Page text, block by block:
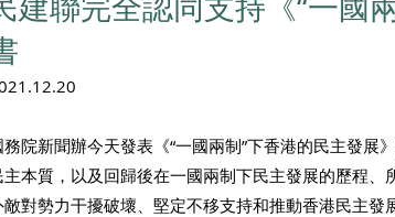
議會監察 區議會
務院新聞辦今天發表《“一國兩制”下香港的民主發
主本質，以及回歸後在一國兩制下民主發展的歷程
敵對勢力干擾破壞、堅定不移支持和推動香港民主